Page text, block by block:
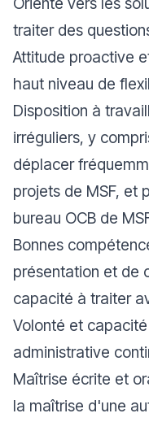
traiter des
Attitude proactive
haut niveau de
Disposition à
irréguliers, y
déplacer
projets de MSF, et
bureau OCB de
Bonnes
présentation et de
capacité à traiter
Volonté et
administrative
Maîtrise écrite et
la maîtrise d'une